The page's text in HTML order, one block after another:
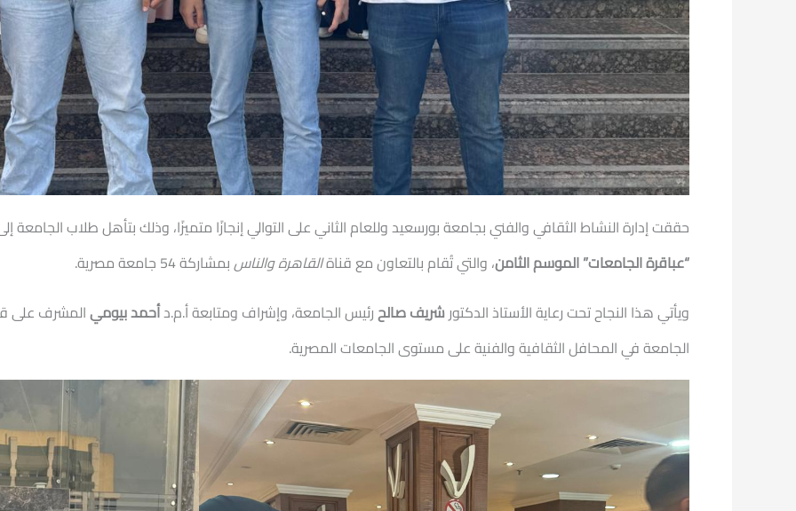
حققت إدارة النشاط الثقافي والفني بجامعة بورسعيد وللعام الثاني على التوالي إنجازًا متميزًا، وذلك بتأهل طلاب الجامعة إلى دور الـ16 في التصفيات
“عباقرة الجامعات” الموسم الثامن، والتي تُقام بالتعاون مع قناةالقاهرة والناسبمشاركة 54 جامعة مصرية.
ويأتي هذا النجاح تحت رعاية الأستاذ الدكتورشريف صالحرئيس الجامعة، وإشراف ومتابعة أ.م.دأحمد بيوميالمشرف على
الجامعة في المحافل الثقافية والفنية على مستوى الجامعات المصرية.